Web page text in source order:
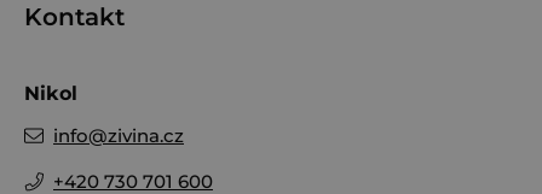
Kontakt
Nikol
info@zivina.cz
+420 730 701 600